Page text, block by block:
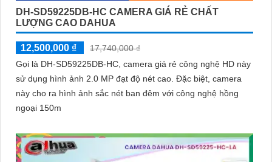
DH-SD59225DB-HC CAMERA GIÁ RẺ CHẤT
LƯỢNG CAO DAHUA
12,500,000 ₫
17,740,000 ₫
Gọi là DH-SD59225DB-HC, camera giá rẻ công nghệ HD này
sử dụng hình ảnh 2.0 MP đạt độ nét cao. Đặc biệt, camera
này cho ra hình ảnh sắc nét ban đêm với công nghệ hồng
ngoại 150m